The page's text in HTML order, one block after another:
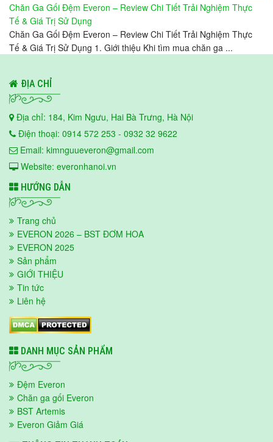
Chăn Ga Gối Đệm Everon – Review Chi Tiết Trải Nghiệm Thực
Tế & Giá Trị Sử Dụng
Chăn Ga Gối Đệm Everon – Review Chi Tiết Trải Nghiệm Thực
Tế & Giá Trị Sử Dụng 1. Giới thiệu Khi tìm mua chăn ga ...
ĐỊA CHỈ
Địa chỉ: 184, Kim Ngưu, Hai Bà Trưng, Hà Nội
Điện thoại: 0914 572 253 - 0932 32 9622
Email: kimnguueveron@gmail.com
Website: everonhanoi.vn
HƯỚNG DẪN
Trang chủ
EVERON 2026 – BST ĐƠM HOA
EVERON 2025
Sản phẩm
GIỚI THIỆU
Tin tức
Liên hệ
DANH MỤC SẢN PHẨM
Đệm Everon
Chăn ga gối Everon
BST Artemis
Everon Giảm Giá